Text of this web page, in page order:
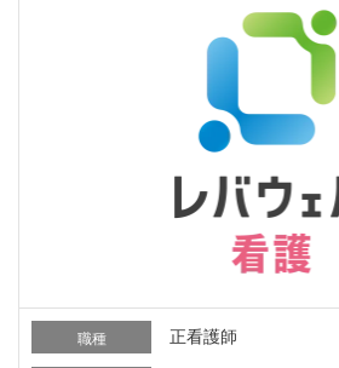
職種 正看護師